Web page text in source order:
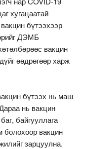
хугацаатай
бүтээхээр
ДЭМБ
вакцин
өөдрөгөөр харж
бүтээх нь маш
нь вакцин
байгууллага
болохоор вакцин
зарцуулна.